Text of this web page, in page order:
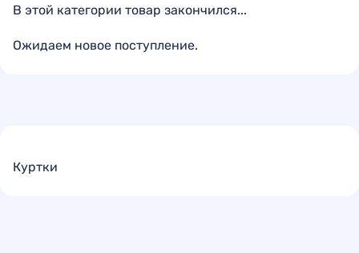
В этой категории товар закончился...
Ожидаем новое поступление.
Куртки